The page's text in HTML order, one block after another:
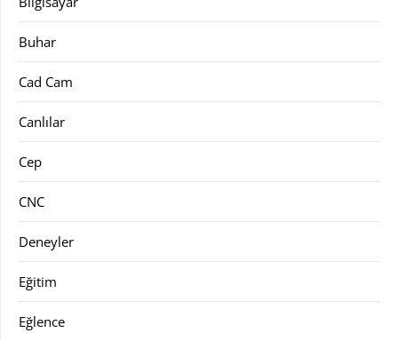
Buhar
Cad Cam
Canlılar
Cep
CNC
Deneyler
Eğitim
Eğlence